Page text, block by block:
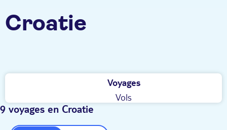
Croatie
Voyages
Vols
9 voyages en Croatie